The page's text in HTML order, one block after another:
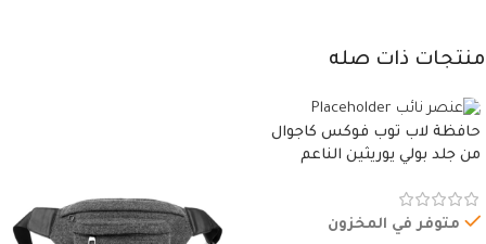
منتجات ذات صله
حافظة لاب توب فوكس كاجوال
من جلد بولي يوريثين الناعم
وسوستة.
متوفر في المخزون